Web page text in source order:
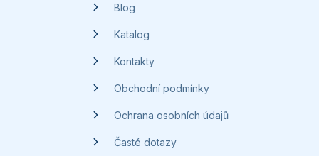
Blog
Katalog
Kontakty
Obchodní podmínky
Ochrana osobních údajů
Časté dotazy